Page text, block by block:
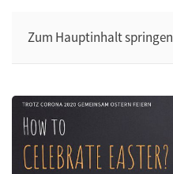
Zum Hauptinhalt springen